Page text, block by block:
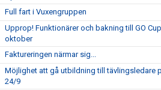
Full fart i Vuxengruppen
Upprop! Funktionärer och bakning till GO
oktober
Faktureringen närmar sig...
Möjlighet att gå utbildning till tävlingsledare
24/9